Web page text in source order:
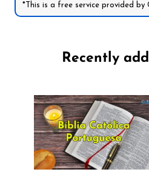
*This is a free service provided by
Recently